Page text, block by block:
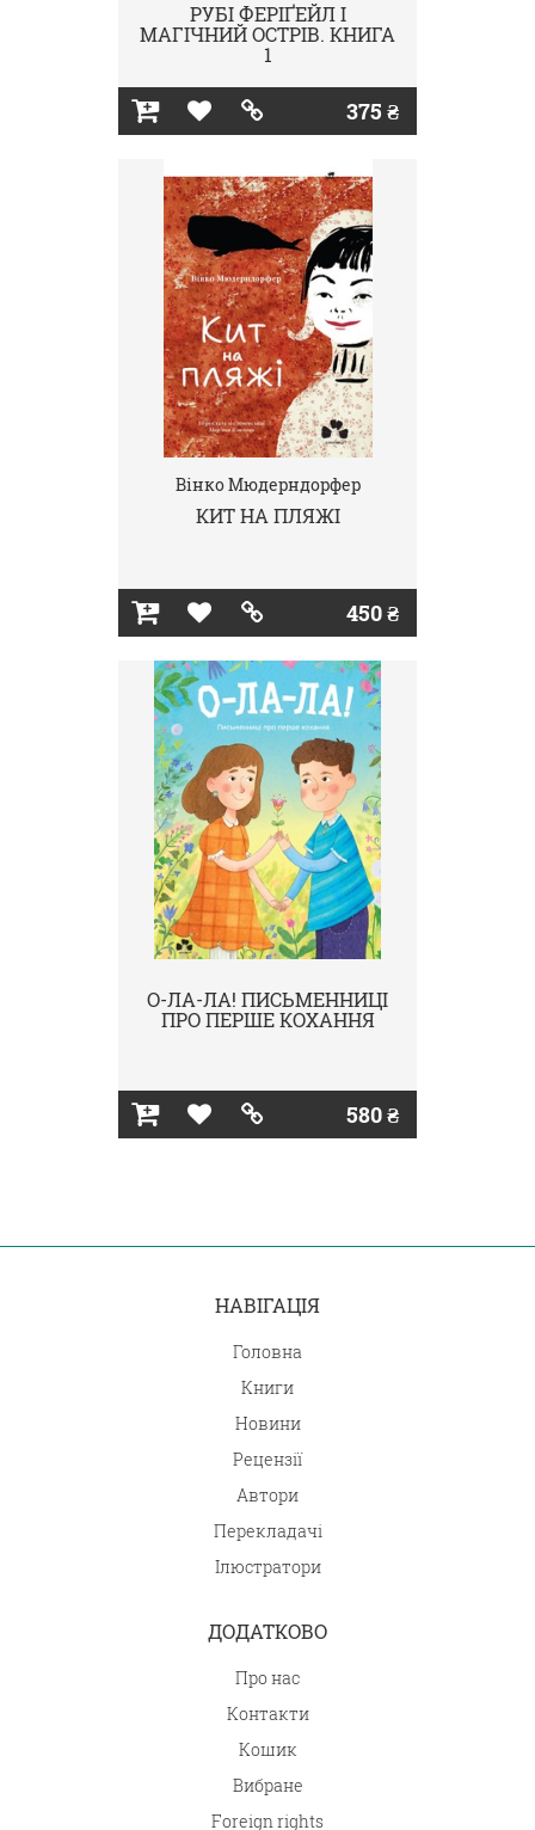
РУБІ ФЕРІҐЕЙЛ І
МАГІЧНИЙ ОСТРІВ. КНИГА
1
375 ₴
Вінко Мюдерндорфер
КИТ НА ПЛЯЖІ
450 ₴
О-ЛА-ЛА! ПИСЬМЕННИЦІ
ПРО ПЕРШЕ КОХАННЯ
580 ₴
НАВІГАЦІЯ
Головна
Книги
Новини
Рецензії
Автори
Перекладачі
Ілюстратори
ДОДАТКОВО
Про нас
Контакти
Кошик
Вибране
Foreign rights